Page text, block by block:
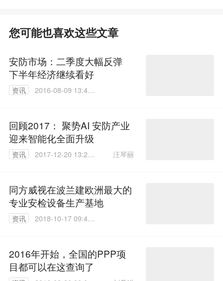
您可能也喜欢这些文章
安防市场：二季度大幅反弹
下半年经济继续看好
资讯
2016-08-09 13:47:
回顾2017： 聚势AI 安防产业
迎来智能化全面升级
资讯
2017-12-20 13:29:
汪琴丽
同方威视在波兰建欧洲最大的
专业安检设备生产基地
资讯
2018-10-17 09:42:
2016年开始，全国的PPP项
目都可以在这查询了